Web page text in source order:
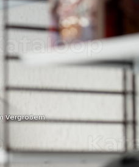
Vergrößern